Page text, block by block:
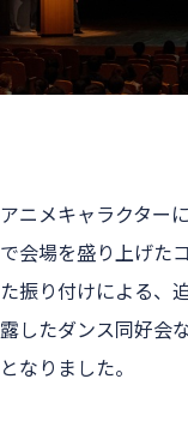
アニメキャラクター
で会場を盛り上げた
た振り付けによる、
露したダンス同好会
となりました。